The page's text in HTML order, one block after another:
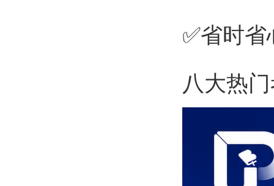
✅省时
八大热